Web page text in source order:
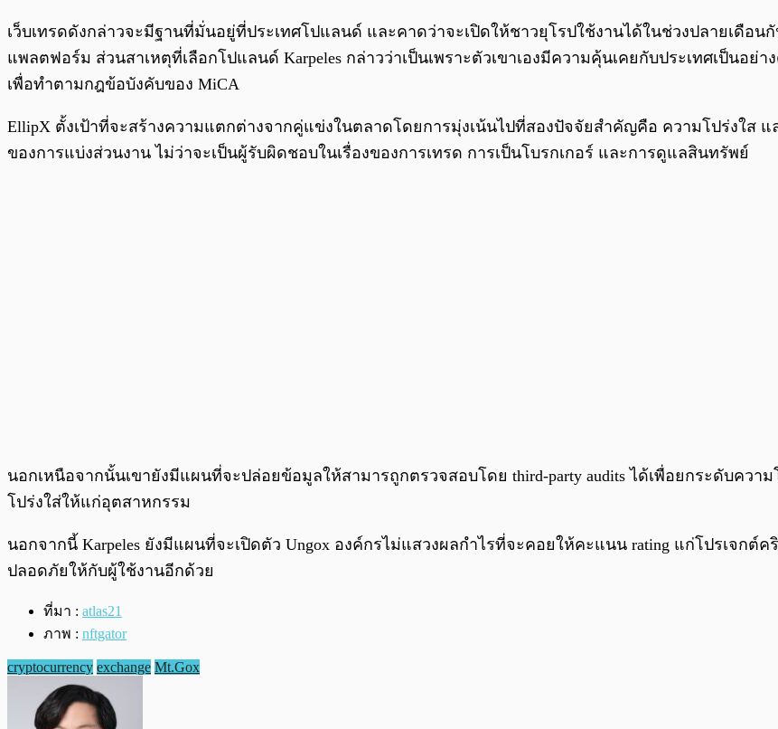
เว็บเทรดดังกล่าวจะมีฐานที่มั่นอยู่ที่ประเทศโปแลนด์ และคาดว่าจะเปิดให้ชาวยุโรปใช้งานได้ในช่วงปลายเดือน
แพลตฟอร์ม ส่วนสาเหตุที่เลือกโปแลนด์ Karpeles กล่าวว่าเป็นเพราะตัวเขาเองมีความคุ้นเคยกับประเทศเป็นอ
เพื่อทำตามกฎข้อบังคับของ MiCA
EllipX ตั้งเป้าที่จะสร้างความแตกต่างจากคู่แข่งในตลาดโดยการมุ่งเน้นไปที่สองปัจจัยสำคัญคือ ความโปร่งใส
ของการแบ่งส่วนงาน ไม่ว่าจะเป็นผู้รับผิดชอบในเรื่องของการเทรด การเป็นโบรกเกอร์ และการดูแลสินทรัพย์
นอกเหนือจากนั้นเขายังมีแผนที่จะปล่อยข้อมูลให้สามารถูกตรวจสอบโดย third-party audits ได้เพื่อยกระดับคว
โปร่งใส่ให้แก่อุตสาหกรรม
นอกจากนี้ Karpeles ยังมีแผนที่จะเปิดตัว Ungox องค์กรไม่แสวงผลกำไรที่จะคอยให้คะแนน rating แก่โปรเจกต์
ปลอดภัยให้กับผู้ใช้งานอีกด้วย
ที่มา : atlas21
ภาพ : nftgator
cryptocurrency exchange Mt.Gox